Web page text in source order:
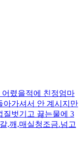
렸을적에 친정엄마
아가셔서 안 계시지만
질벗기고 끓는물에 3
,깨,매실청조금.넘고